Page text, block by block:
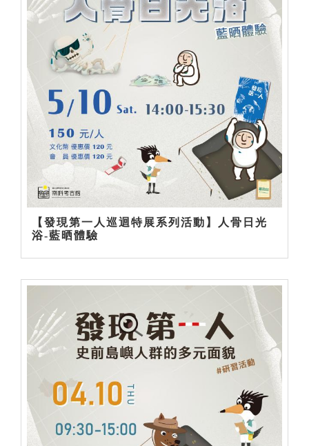
【發現第一人巡迴特展系列活動】人骨日光
浴-藍晒體驗